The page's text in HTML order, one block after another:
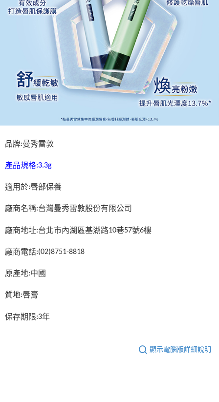
品牌:曼秀雷敦
產品規格:3.3g
適用於:唇部保養
廠商名稱:台灣曼秀雷敦股份有限公司
廠商地址:台北市內湖區基湖路10巷57號6樓
廠商電話:(02)8751-8818
原產地:中國
質地:唇膏
保存期限:3年
顯示電腦版詳細說明